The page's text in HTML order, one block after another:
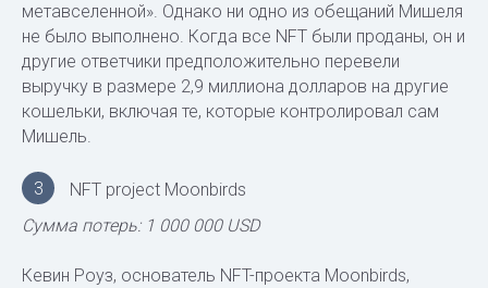
метавселенной». Однако ни одно из обещаний Мишеля
не было выполнено. Когда все NFT были проданы, он и
другие ответчики предположительно перевели
выручку в размере 2,9 миллиона долларов на другие
кошельки, включая те, которые контролировал сам
Мишель.
3
NFT project Moonbirds
Сумма потерь: 1 000 000 USD
Кевин Роуз, основатель NFT-проекта Moonbirds,